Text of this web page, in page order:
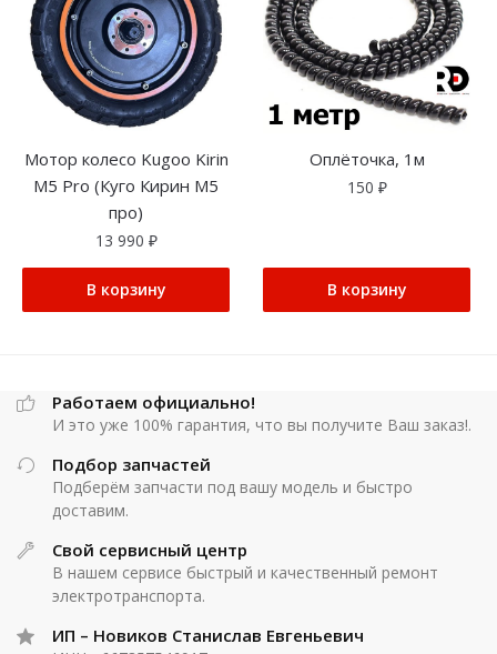
Мотор колесо Kugoo Kirin
M5 Pro (Куго Кирин М5
про)
13 990 ₽
В корзину
Оплёточка, 1м
150 ₽
В корзину
Работаем официально!
И это уже 100% гарантия, что вы получите Ваш заказ!.
Подбор запчастей
Подберём запчасти под вашу модель и быстро
доставим.
Свой сервисный центр
В нашем сервисе быстрый и качественный ремонт
электротранспорта.
ИП – Новиков Станислав Евгеньевич